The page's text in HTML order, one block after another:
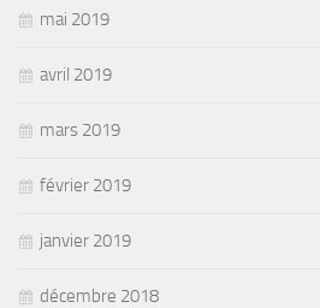
mai 2019
avril 2019
mars 2019
février 2019
janvier 2019
décembre 2018